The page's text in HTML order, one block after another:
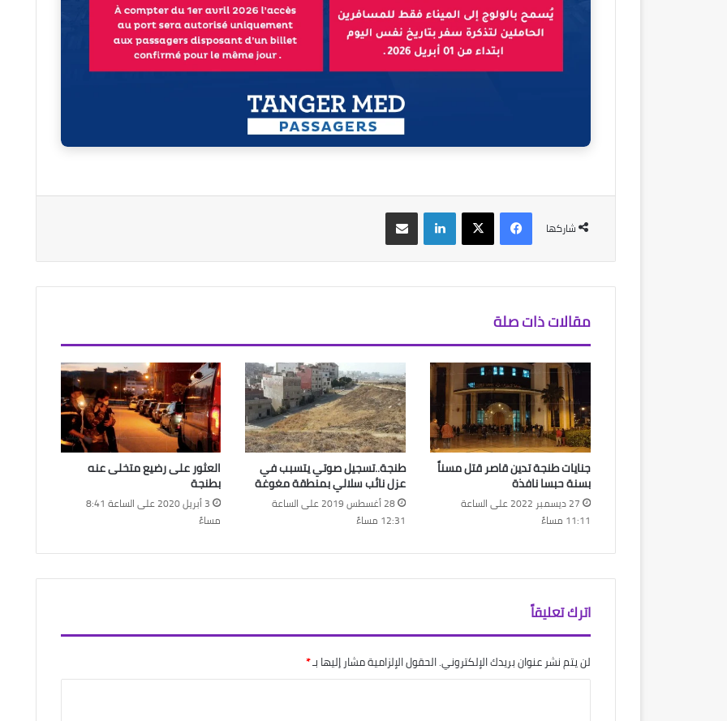
شاركها
فيسبوك‫X لينكدإن مشاركة عبر البريد
مقالات ذات صلة
جنايات طنجة تدين قاصر قتل مسناً
بسنة حبسا نافذة
27 ديسمبر 2022 على الساعة
11:11 مساءً
طنجة..تسجيل صوتي يتسبب في
عزل نائب سلالي بمنطقة مغوغة
28 أغسطس 2019 على الساعة
12:31 مساءً
العثور على رضيع متخلى عنه
بطنجة
3 أبريل 2020 على الساعة 8:41
مساءً
اترك تعليقاً
لن يتم نشر عنوان بريدك الإلكتروني.الحقول الإلزامية مشار إليها بـ*